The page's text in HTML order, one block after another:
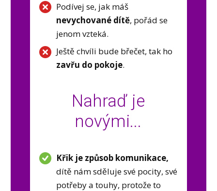
Podívej se, jak máš
nevychované dítě, pořád se
jenom vzteká.
Ještě chvíli bude břečet, tak ho
zavřu do pokoje.
Nahraď je
novými...
Křik je způsob komunikace,
dítě nám sděluje své pocity, své
potřeby a touhy, protože to